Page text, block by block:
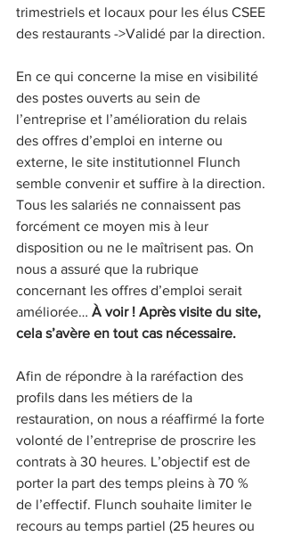
trimestriels et locaux pour les élus CSEE
des restaurants ->Validé par la direction.
En ce qui concerne la mise en visibilité
des postes ouverts au sein de
l’entreprise et l’amélioration du relais
des offres d’emploi en interne ou
externe, le site institutionnel Flunch
semble convenir et suffire à la direction.
Tous les salariés ne connaissent pas
forcément ce moyen mis à leur
disposition ou ne le maîtrisent pas. On
nous a assuré que la rubrique
concernant les offres d’emploi serait
améliorée… À voir ! Après visite du site,
cela s’avère en tout cas nécessaire.
Afin de répondre à la raréfaction des
profils dans les métiers de la
restauration, on nous a réaffirmé la forte
volonté de l’entreprise de proscrire les
contrats à 30 heures. L’objectif est de
porter la part des temps pleins à 70 %
de l’effectif. Flunch souhaite limiter le
recours au temps partiel (25 heures ou